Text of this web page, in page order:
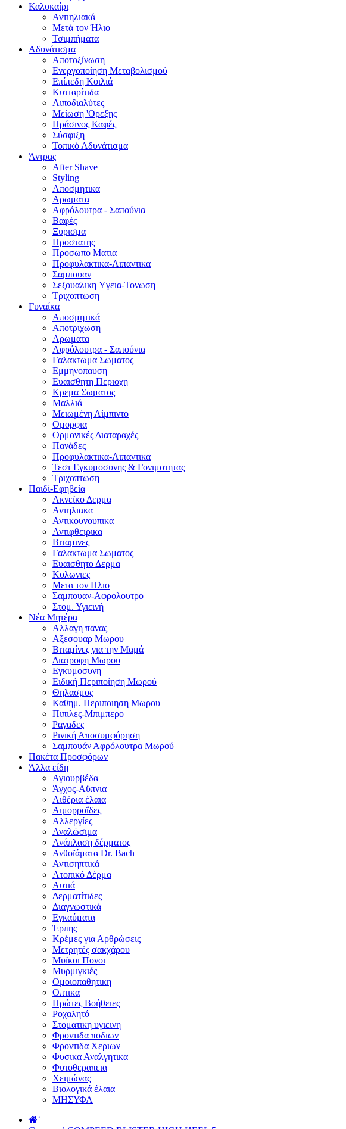
Καλοκαίρι
Αντιηλιακά
Μετά τον Ήλιο
Τσιμπήματα
Αδυνάτισμα
Αποτοξίνωση
Ενεργοποίηση Μεταβολισμού
Επίπεδη Κοιλιά
Κυτταρίτιδα
Λιποδιαλύτες
Μείωση 'Ορεξης
Πράσινος Καφές
Σύσφιξη
Τοπικό Αδυνάτισμα
Άντρας
After Shave
Styling
Αποσμητικα
Αρωματα
Αφρόλουτρα - Σαπούνια
Βαφές
Ξυρισμα
Προστατης
Προσωπο Ματια
Προφυλακτικα-Λιπαντικα
Σαμπουαν
Σεξουαλικη Yγεια-Τονωση
Τριχοπτωση
Γυναίκα
Αποσμητικά
Αποτριχωση
Αρωματα
Αφρόλουτρα - Σαπούνια
Γαλακτωμα Σωματος
Εμμηνοπαυση
Ευαισθητη Περιοχη
Κρεμα Σωματος
Μαλλιά
Μειωμένη Λίμπιντο
Ομορφια
Ορμονικές Διαταραχές
Πανάδες
Προφυλακτικα-Λιπαντικα
Τεστ Εγκυμοσυνης & Γονιμοτητας
Τριχοπτωση
Παιδί-Εφηβεία
Ακνεϊκο Δερμα
Αντηλιακα
Αντικουνουπικα
Αντιφθειρικα
Βιταμινες
Γαλακτωμα Σωματος
Ευαισθητο Δερμα
Κολωνιες
Μετα τον Ηλιο
Σαμπουαν-Αφρολουτρο
Στομ. Υγιεινή
Νέα Μητέρα
Αλλαγη πανας
Αξεσουαρ Μωρου
Βιταμίνες για την Μαμά
Διατροφη Μωρου
Εγκυμοσυνη
Ειδική Περιποίηση Μωρού
Θηλασμος
Καθημ. Περιποιηση Μωρου
Πιπιλες-Μπιμπερο
Ραγαδες
Ρινική Αποσυμφόρηση
Σαμπουάν Αφρόλουτρα Μωρού
Πακέτα Προσφόρων
Άλλα είδη
Αγιουρβέδα
Άγχος-Αϋπνια
Αιθέρια έλαια
Αιμορροΐδες
Αλλεργίες
Αναλώσιμα
Ανάπλαση δέρματος
Ανθοϊάματα Dr. Bach
Αντισηπτικά
Ατοπικό Δέρμα
Αυτιά
Δερματίτιδες
Διαγνωστικά
Εγκαύματα
Έρπης
Κρέμες για Αρθρώσεις
Μετρητές σακχάρου
Μυϊκοι Πονοι
Μυρμιγκιές
Ομοιοπαθητικη
Οπτικα
Πρώτες Βοήθειες
Ροχαλητό
Στοματικη υγιεινη
Φροντιδα ποδιων
Φροντιδα Χεριων
Φυσικα Αναλγητικα
Φυτοθεραπεια
Χειμώνας
Βιολογικά έλαια
ΜΗΣΥΦΑ
˙